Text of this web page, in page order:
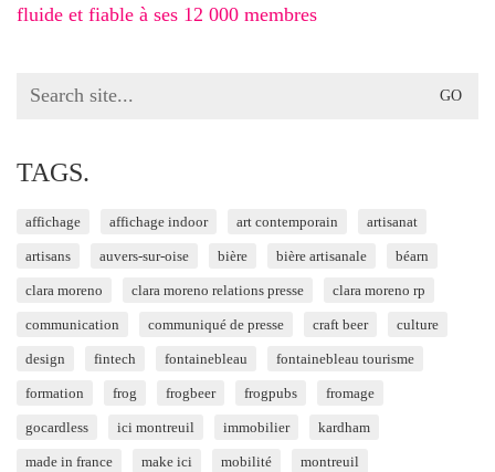
fluide et fiable à ses 12 000 membres
Search
TAGS.
affichage affichage indoor art contemporain artisanat
artisans auvers-sur-oise bière bière artisanale béarn
clara moreno clara moreno relations presse clara moreno rp
communication communiqué de presse craft beer culture
design fintech fontainebleau fontainebleau tourisme
formation frog frogbeer frogpubs fromage
gocardless ici montreuil immobilier kardham
made in france make ici mobilité montreuil